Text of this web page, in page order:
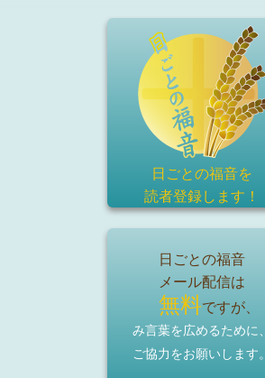
日ごとの福音を
読者登録します！
日ごとの福音
メール配信は
無料ですが、
み言葉を広めるために、
ご協力をお願いします。